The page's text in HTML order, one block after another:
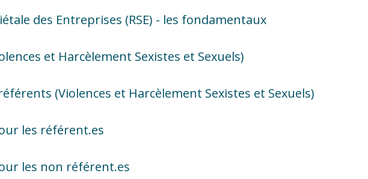
des Entreprises (RSE) - les fondamentaux
et Harcèlement Sexistes et Sexuels)
(Violences et Harcèlement Sexistes et Sexuels)
les référent.es
les non référent.es